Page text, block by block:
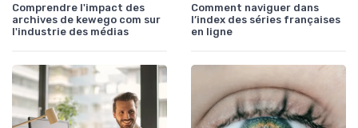
Comprendre l'impact des
archives de kewego com sur
l'industrie des médias
Comment naviguer dans
l’index des séries françaises
en ligne